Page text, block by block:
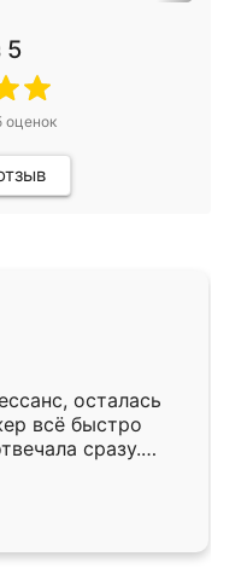
5
оценок
осталась
всё быстро
сразу.
подошёл к
Собрали
аккуратно, даже